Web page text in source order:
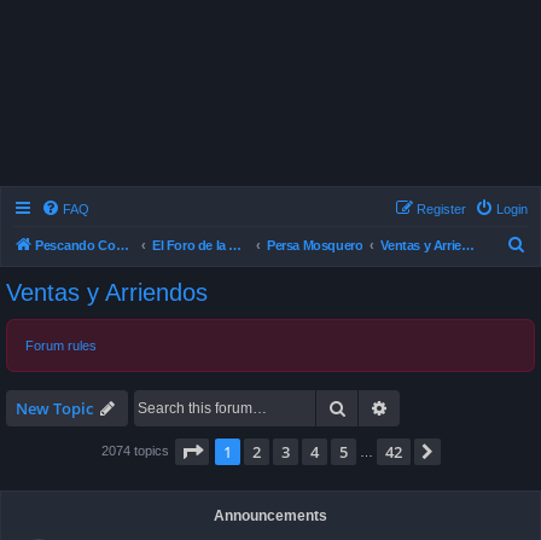
FAQ Login
Register
Pescando Con Mosca El Foro de la Pesca con Mosca en Chile Persa Mosquero Ventas y Arriendos
Ventas y Arriendos
Forum rules
New Topic Search
2074 topics Page 1of 42
1 2 3 4 5 42
Announcements